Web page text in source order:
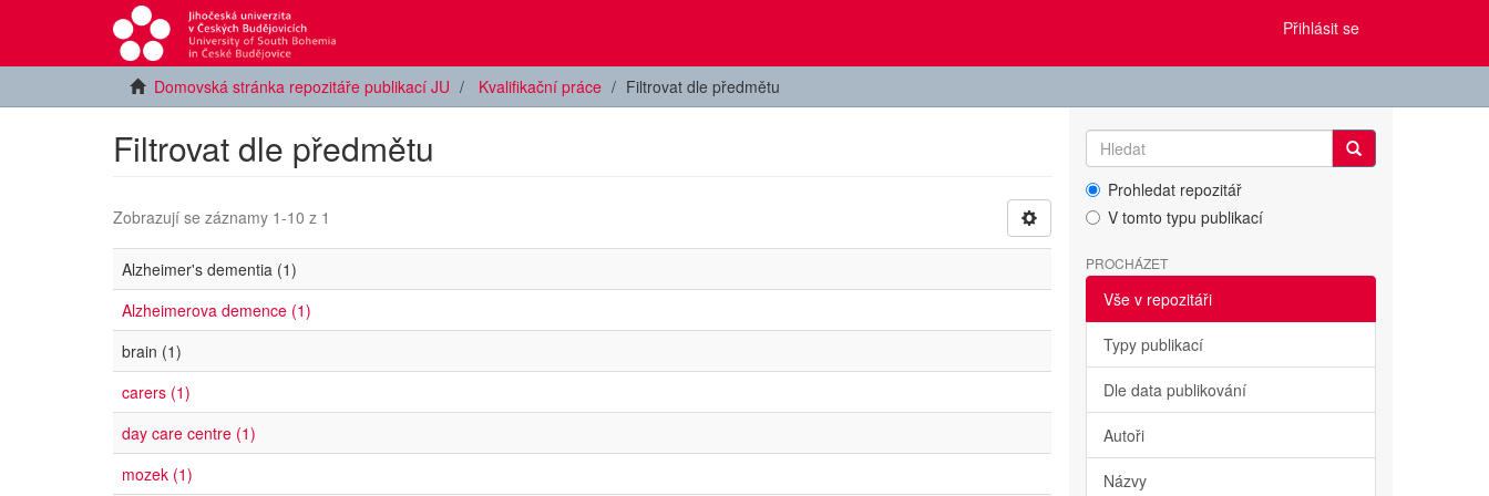
Přihlásit se
Domovská stránka repozitáře publikací JU Kvalifikační práce Filtrovat dle předmětu
Filtrovat dle předmětu
Zobrazují se záznamy 1-10 z 1
Alzheimer's dementia (1)
Alzheimerova demence (1)
brain (1)
carers (1)
day care centre (1)
mozek (1)
Prohledat repozitář
V tomto typu publikací
PROCHÁZET
Vše v repozitáři
Typy publikací
Dle data publikování
Autoři
Názvy